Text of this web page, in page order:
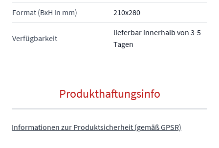
Format (BxH in mm) 210x280
Verfügbarkeit
lieferbar innerhalb von 3-5
Tagen
Produkthaftungsinfo
Informationen zur Produktsicherheit (gemäß GPSR)